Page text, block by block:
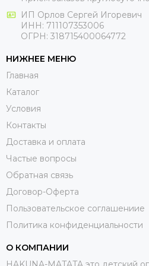
ИП Орлов Сергей Игоревич
ИНН: 711107353006
ОГРН: 318715400064772
НИЖНЕЕ МЕНЮ
Главная
Каталог
Условия
Контакты
Доставка и оплата
Частые вопросы
Обратная связь
Договор-Оферта
Пользовательское соглашениие
Политика конфиденциальности
О КОМПАНИИ